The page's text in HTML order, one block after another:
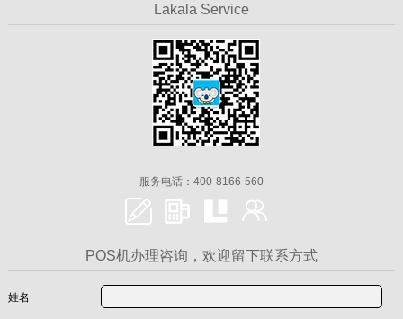
Lakala Service
服务电话：400-8166-560
POS机办理咨询，欢迎留下联系方式
姓名